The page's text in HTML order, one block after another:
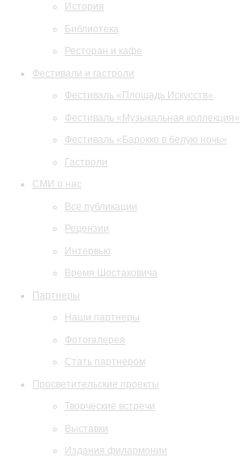
История
Библиотека
Ресторан и кафе
Фестивали и гастроли
Фестиваль «Площадь Искусств»
Фестиваль «Музыкальная коллекция»
Фестиваль «Барокко в белую ночь»
Гастроли
СМИ о нас
Все публикации
Рецензии
Интервью
Время Шостаковича
Партнеры
Наши партнеры
Фотогалерея
Стать партнером
Просветительские проекты
Творческие встречи
Выставки
Издания филармонии